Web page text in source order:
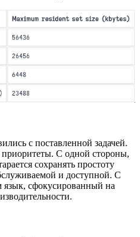
с поставленной задачей.
С одной стороны,
сохранять простоту
и доступной. С
сфокусированный на